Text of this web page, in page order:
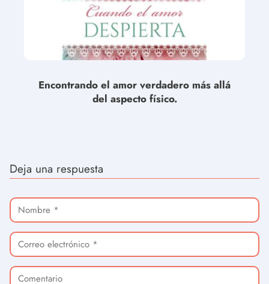
Encontrando el amor verdadero más allá
del aspecto físico.
Deja una respuesta